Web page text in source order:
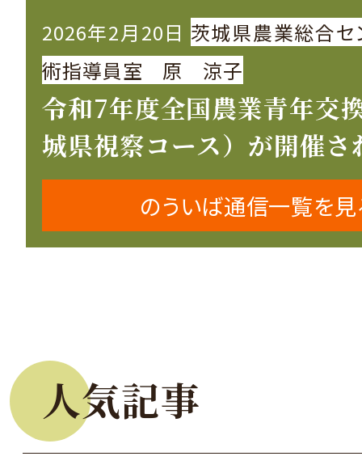
2026年2月20日 茨城県農業総合セ
術指導員室 原 涼子
令和7年度全国農業青年交
城県視察コース）が開催さ
のういば通信一覧を
人気記事